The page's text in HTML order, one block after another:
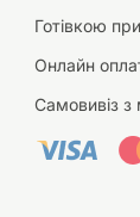
Готівкою
Онлайн
Самовивіз з